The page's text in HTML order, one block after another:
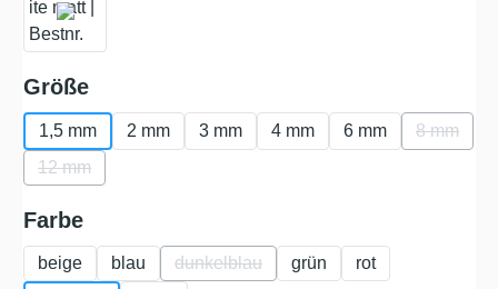
Größeauswählen
1,5 mm 2 mm 3 mm 4 mm 6 mm 8 mm
(Diese
12 mm
(Diese Option ist zurzeit nicht verfügbar.)
Farbeauswählen
beige blau dunkelblau
(Diese Option ist zurzeit nicht
grün
rot